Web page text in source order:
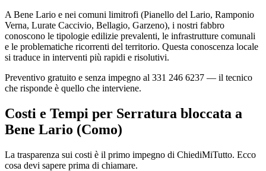
A Bene Lario e nei comuni limitrofi (Pianello del Lario, Ramponio
Verna, Lurate Caccivio, Bellagio, Garzeno), i nostri fabbro
conoscono le tipologie edilizie prevalenti, le infrastrutture comunali
e le problematiche ricorrenti del territorio. Questa conoscenza locale
si traduce in interventi più rapidi e risolutivi.
Preventivo gratuito e senza impegno al 331 246 6237 — il tecnico
che risponde è quello che interviene.
Costi e Tempi per Serratura bloccata a
Bene Lario (Como)
La trasparenza sui costi è il primo impegno di ChiediMiTutto. Ecco
cosa devi sapere prima di chiamare.